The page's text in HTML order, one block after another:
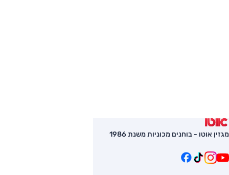
מגזין אוטו - בוחנים מכוניות משנת 1986